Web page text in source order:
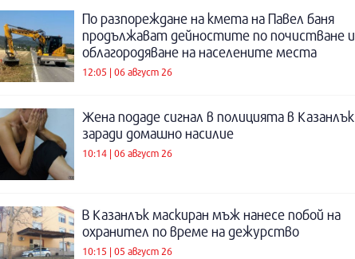
По разпореждане на кмета на Павел баня
продължават дейностите по почистване и
облагородяване на населените места
12:05 | 06 август 26
Жена подаде сигнал в полицията в Казанлък
заради домашно насилие
10:14 | 06 август 26
В Казанлък маскиран мъж нанесе побой на
охранител по време на дежурство
10:15 | 05 август 26